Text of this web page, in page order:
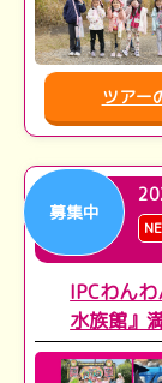
ツアー
募集中
IPCわん
水族館』